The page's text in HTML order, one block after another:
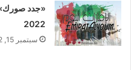
«جدد صورك»
2022
سبتمبر 15, 2022